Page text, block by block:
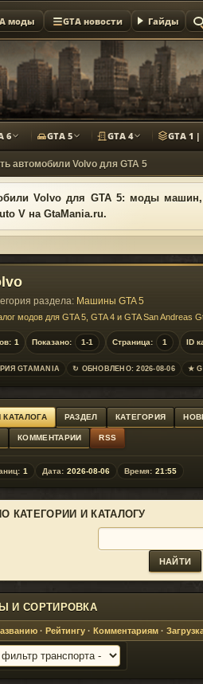
моды GTA новости Гайды
6 GTA 5 GTA 4 GTA 1
автомобили Volvo для GTA 5
Volvo для GTA 5: моды
V на GtaMania.ru.
раздела: Машины GTA 5
модов для GTA 5, GTA 4 и GTA San Andreas
1 Показано: 1-1 Страница: 1 ID
GTAMANIA ↻ ОБНОВЛЕНО: 2026-08-06 ★
КАТАЛОГА РАЗДЕЛ КАТЕГОРИЯ
КОММЕНТАРИИ RSS
1 Дата: 2026-08-06 Время: 21:55
КАТЕГОРИИ И КАТАЛОГУ
И СОРТИРОВКА
· Рейтингу · Комментариям ·